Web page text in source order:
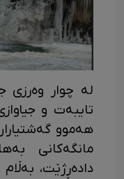
لە چوار وەرزی
تایبەت و
هەموو
مانگەکانی
دادەڕژێت،